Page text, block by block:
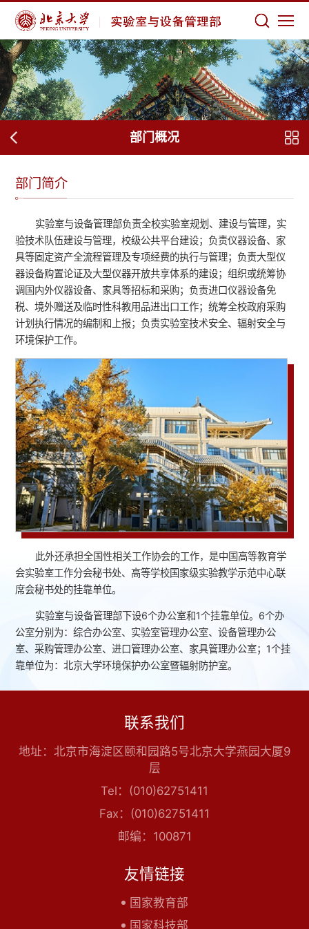
部门概况
部门简介
实验室与设备管理部负责全校实验室规划、建设与管理，实
验技术队伍建设与管理，校级公共平台建设；负责仪器设备、家
具等固定资产全流程管理及专项经费的执行与管理；负责大型仪
器设备购置论证及大型仪器开放共享体系的建设；组织或统筹协
调国内外仪器设备、家具等招标和采购；负责进口仪器设备免
税、境外赠送及临时性科教用品进出口工作；统筹全校政府采购
计划执行情况的编制和上报；负责实验室技术安全、辐射安全与
环境保护工作。
此外还承担全国性相关工作协会的工作，是中国高等教育学
会实验室工作分会秘书处、高等学校国家级实验教学示范中心联
席会秘书处的挂靠单位。
实验室与设备管理部下设6个办公室和1个挂靠单位。6个办
公室分别为：综合办公室、实验室管理办公室、设备管理办公
室、采购管理办公室、进口管理办公室、家具管理办公室；1个挂
靠单位为：北京大学环境保护办公室暨辐射防护室。
联系我们
地址：北京市海淀区颐和园路5号北京大学燕园大厦9
层
Tel：(010)62751411
Fax：(010)62751411
邮编：100871
友情链接
国家教育部
国家科技部